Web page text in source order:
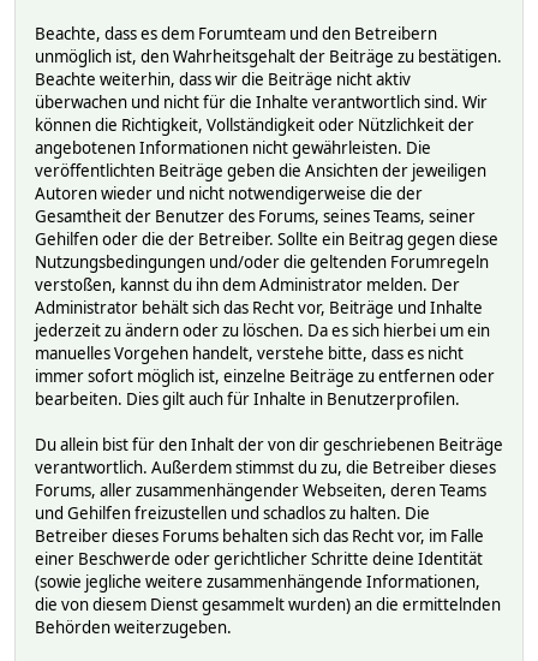
Beachte, dass es dem Forumteam und den Betreibern
unmöglich ist, den Wahrheitsgehalt der Beiträge zu bestätigen.
Beachte weiterhin, dass wir die Beiträge nicht aktiv
überwachen und nicht für die Inhalte verantwortlich sind. Wir
können die Richtigkeit, Vollständigkeit oder Nützlichkeit der
angebotenen Informationen nicht gewährleisten. Die
veröffentlichten Beiträge geben die Ansichten der jeweiligen
Autoren wieder und nicht notwendigerweise die der
Gesamtheit der Benutzer des Forums, seines Teams, seiner
Gehilfen oder die der Betreiber. Sollte ein Beitrag gegen diese
Nutzungsbedingungen und/oder die geltenden Forumregeln
verstoßen, kannst du ihn dem Administrator melden. Der
Administrator behält sich das Recht vor, Beiträge und Inhalte
jederzeit zu ändern oder zu löschen. Da es sich hierbei um ein
manuelles Vorgehen handelt, verstehe bitte, dass es nicht
immer sofort möglich ist, einzelne Beiträge zu entfernen oder
bearbeiten. Dies gilt auch für Inhalte in Benutzerprofilen.
Du allein bist für den Inhalt der von dir geschriebenen Beiträge
verantwortlich. Außerdem stimmst du zu, die Betreiber dieses
Forums, aller zusammenhängender Webseiten, deren Teams
und Gehilfen freizustellen und schadlos zu halten. Die
Betreiber dieses Forums behalten sich das Recht vor, im Falle
einer Beschwerde oder gerichtlicher Schritte deine Identität
(sowie jegliche weitere zusammenhängende Informationen,
die von diesem Dienst gesammelt wurden) an die ermittelnden
Behörden weiterzugeben.